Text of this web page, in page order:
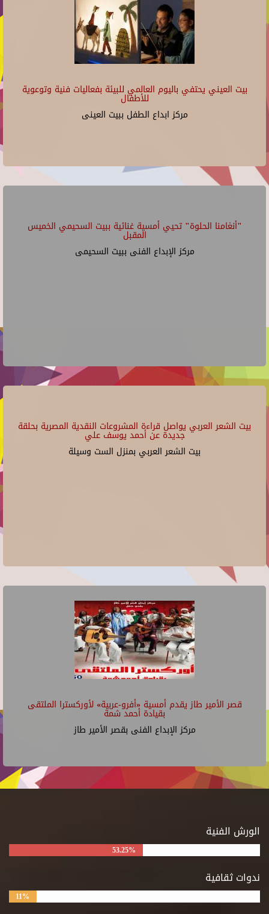
بيت العيني يحتفي باليوم العالمي للبيئة بفعاليات فنية وتوعوية
للأطفال
مركز ابداع الطفل ببيت العينى
"أنغامنا الحلوة" تحيي أمسية غنائية ببيت السحيمي الخميس
المقبل
مركز الإبداع الفنى ببيت السحيمى
بيت الشعر العربي يواصل قراءة المشروعات النقدية المصرية بحلقة
جديدة عن أحمد يوسف علي
بيت الشعر العربي بمنزل الست وسيلة
قصر الأمير طاز يقدم أمسية «أفرو-عربية» لأوركسترا الملتقى
بقيادة أحمد شمة
مركز الإبداع الفنى بقصر الأمير طاز
الورش الفنية
53.25%
ندوات ثقافية
11%